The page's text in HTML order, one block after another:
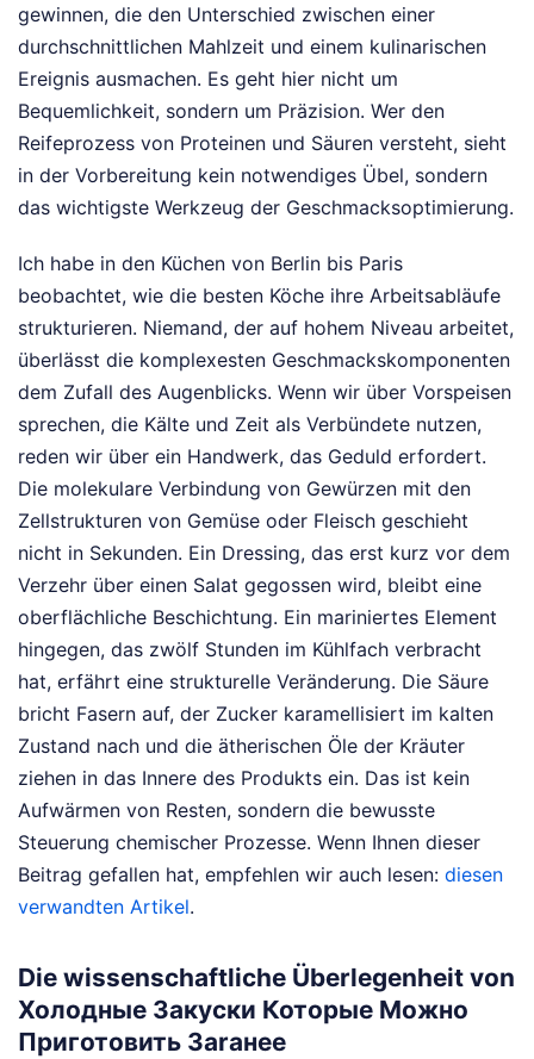
gewinnen, die den Unterschied zwischen einer
durchschnittlichen Mahlzeit und einem kulinarischen
Ereignis ausmachen. Es geht hier nicht um
Bequemlichkeit, sondern um Präzision. Wer den
Reifeprozess von Proteinen und Säuren versteht, sieht
in der Vorbereitung kein notwendiges Übel, sondern
das wichtigste Werkzeug der Geschmacksoptimierung.
Ich habe in den Küchen von Berlin bis Paris
beobachtet, wie die besten Köche ihre Arbeitsabläufe
strukturieren. Niemand, der auf hohem Niveau arbeitet,
überlässt die komplexesten Geschmackskomponenten
dem Zufall des Augenblicks. Wenn wir über Vorspeisen
sprechen, die Kälte und Zeit als Verbündete nutzen,
reden wir über ein Handwerk, das Geduld erfordert.
Die molekulare Verbindung von Gewürzen mit den
Zellstrukturen von Gemüse oder Fleisch geschieht
nicht in Sekunden. Ein Dressing, das erst kurz vor dem
Verzehr über einen Salat gegossen wird, bleibt eine
oberflächliche Beschichtung. Ein mariniertes Element
hingegen, das zwölf Stunden im Kühlfach verbracht
hat, erfährt eine strukturelle Veränderung. Die Säure
bricht Fasern auf, der Zucker karamellisiert im kalten
Zustand nach und die ätherischen Öle der Kräuter
ziehen in das Innere des Produkts ein. Das ist kein
Aufwärmen von Resten, sondern die bewusste
Steuerung chemischer Prozesse. Wenn Ihnen dieser
Beitrag gefallen hat, empfehlen wir auch lesen: diesen
verwandten Artikel.
Die wissenschaftliche Überlegenheit von
Холодные Закуски Которые Можно
Приготовить Заraнее